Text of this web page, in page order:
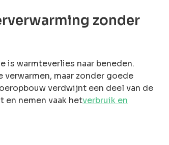
zonder
is warmteverlies naar beneden.
maar zonder goede
verdwijnt een deel van de
en nemen vaak hetverbruik en